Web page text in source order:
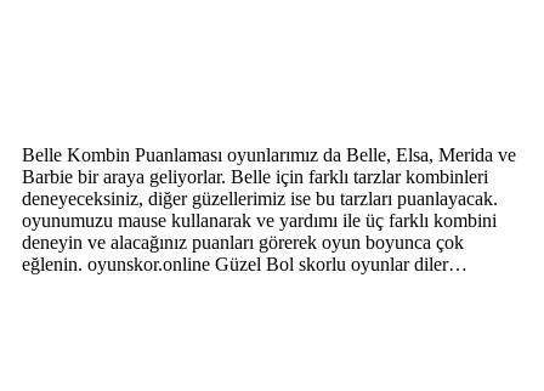
Belle Kombin Puanlaması oyunlarımız da Belle, Elsa, Merida ve
Barbie bir araya geliyorlar. Belle için farklı tarzlar kombinleri
deneyeceksiniz, diğer güzellerimiz ise bu tarzları puanlayacak.
oyunumuzu mause kullanarak ve yardımı ile üç farklı kombini
deneyin ve alacağınız puanları görerek oyun boyunca çok
eğlenin. oyunskor.online Güzel Bol skorlu oyunlar diler…